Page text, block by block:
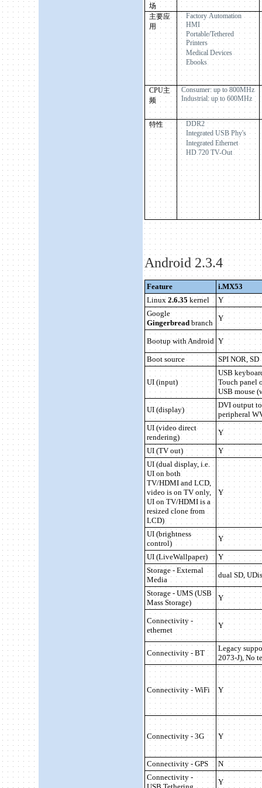
场
主要应
用
Factory Automation
HMI
Portable/Tethered
Printers
Medical Devices
Ebooks
CPU主
频
Consumer: up to 800MHz
Industrial: up to 600MHz
特性
DDR2
Integrated USB Phy's
Integrated Ethernet
HD 720 TV-Out
Android2.3.4
Feature
i.MX53
Linux 2.6.35 kernel
Y
Google
Gingerbread branch
Y
Bootup with Android Y
Boot source SPI NOR, SD
UI (input)
USB
Touch panel
USB mouse
UI (display)
DVI output
peripheral
UI (video direct
rendering)
Y
UI (TV out)
Y
UI (dual display, i.e.
UI on both
TV/HDMI and LCD,
video is on TV only,
UI on TV/HDMI is a
resized clone from
LCD)
Y
UI (brightness
control)
Y
UI (LiveWallpaper)
Y
Storage - External
Media
dual SD,
Storage - UMS (USB
Mass Storage)
Y
Connectivity -
ethernet
Y
Connectivity - BT
Legacy
2073-J), No
Connectivity - WiFi Y
Connectivity - 3G Y
Connectivity - GPS
N
Connectivity -
Y